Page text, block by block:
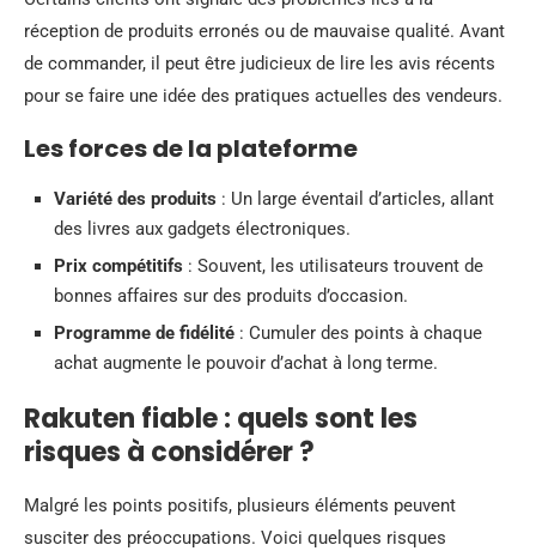
réception de produits erronés ou de mauvaise qualité. Avant
de commander, il peut être judicieux de lire les avis récents
pour se faire une idée des pratiques actuelles des vendeurs.
Les forces de la plateforme
Variété des produits : Un large éventail d’articles, allant
des livres aux gadgets électroniques.
Prix compétitifs : Souvent, les utilisateurs trouvent de
bonnes affaires sur des produits d’occasion.
Programme de fidélité : Cumuler des points à chaque
achat augmente le pouvoir d’achat à long terme.
Rakuten fiable : quels sont les
risques à considérer ?
Malgré les points positifs, plusieurs éléments peuvent
susciter des préoccupations. Voici quelques risques